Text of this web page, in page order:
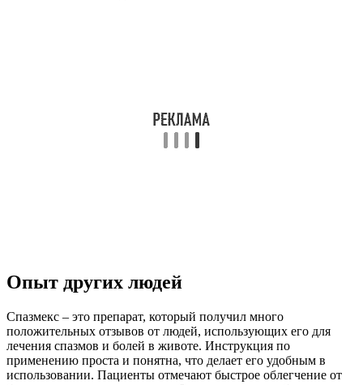
Опыт других людей
Спазмекс – это препарат, который получил много
положительных отзывов от людей, использующих его для
лечения спазмов и болей в животе. Инструкция по
применению проста и понятна, что делает его удобным в
использовании. Пациенты отмечают быстрое облегчение от